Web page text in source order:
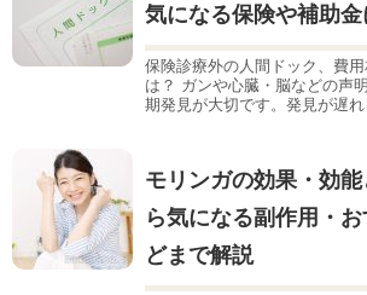
気になる保険や補助金
保険診療外の人間ドック、費
は？ ガンや心臓・脳などの声
期発見が大切です。発見が遅れ
モリンガの効果・効
ら気になる副作用・
どまで解説